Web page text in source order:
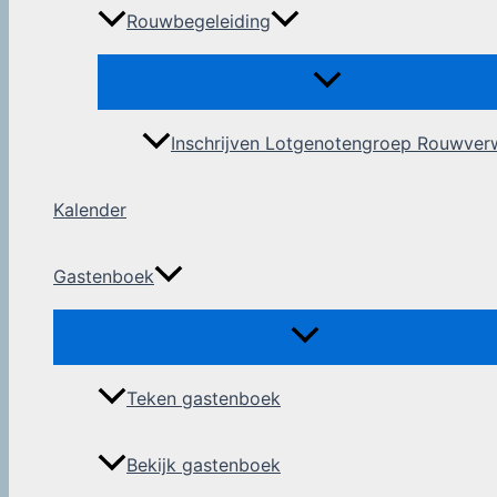
Rouwbegeleiding
Inschrijven Lotgenotengroep
Kalender
Gastenboek
Teken gastenboek
Bekijk gastenboek